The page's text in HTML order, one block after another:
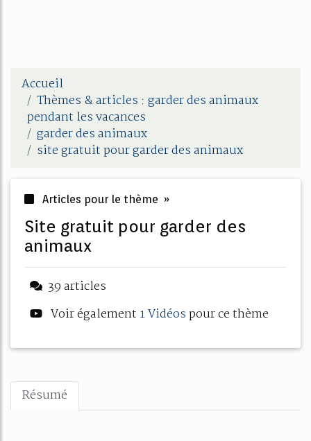
Accueil
Thèmes & articles : garder des animaux
pendant les vacances
garder des animaux
site gratuit pour garder des animaux
Articles pour le thème »
site gratuit pour garder des
animaux
39 articles
Voir également 1 Vidéospour ce thème
Résumé